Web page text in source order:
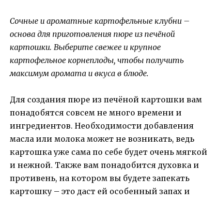
Сочные и ароматные картофельные клубни –
основа для приготовления пюре из печёной
картошки. Выберите свежее и крупное
картофельное корнеплоды, чтобы получить
максимум аромата и вкуса в блюде.
Для создания пюре из печёной картошки вам
понадобятся совсем не много времени и
ингредиентов. Необходимости добавления
масла или молока может не возникать, ведь
картошка уже сама по себе будет очень мягкой
и нежной. Также вам понадобится духовка и
противень, на котором вы будете запекать
картошку – это даст ей особенный запах и